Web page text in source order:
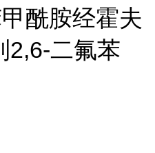
酰胺经霍夫
2,6-二氟苯